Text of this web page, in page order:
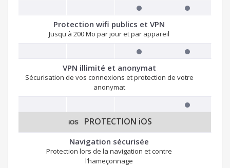
Protection wifi publics et VPN
Jusqu'à 200 Mo par jour et par appareil
VPN illimité et anonymat
Sécurisation de vos connexions et protection de votre
anonymat
PROTECTION iOS
Navigation sécurisée
Protection lors de la navigation et contre
l’hameçonnage